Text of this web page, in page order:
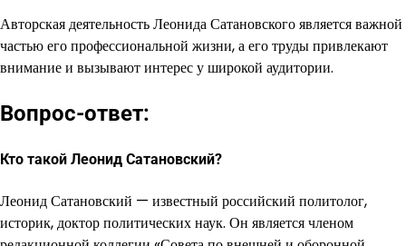
Авторская деятельность Леонида Сатановского является важной
частью его профессиональной жизни, а его труды привлекают
внимание и вызывают интерес у широкой аудитории.
Вопрос-ответ:
Кто такой Леонид Сатановский?
Леонид Сатановский — известный российский политолог,
историк, доктор политических наук. Он является членом